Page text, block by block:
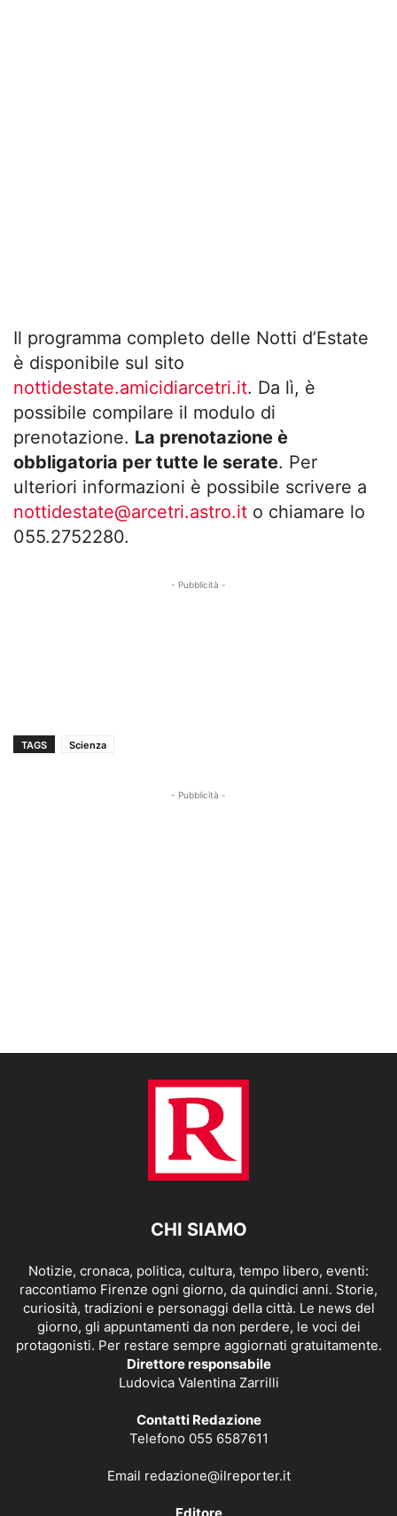
Il programma completo delle Notti d’Estate
è disponibile sul sito
nottidestate.amicidiarcetri.it. Da lì, è
possibile compilare il modulo di
prenotazione. La prenotazione è
obbligatoria per tutte le serate. Per
ulteriori informazioni è possibile scrivere a
nottidestate@arcetri.astro.it o chiamare lo
055.2752280.
- Pubblicità -
TAGS Scienza
- Pubblicità -
CHI SIAMO
Notizie, cronaca, politica, cultura, tempo libero, eventi:
raccontiamo Firenze ogni giorno, da quindici anni. Storie,
curiosità, tradizioni e personaggi della città. Le news del
giorno, gli appuntamenti da non perdere, le voci dei
protagonisti. Per restare sempre aggiornati gratuitamente.
Direttore responsabile
Ludovica Valentina Zarrilli
Contatti Redazione
Telefono 055 6587611
Email redazione@ilreporter.it